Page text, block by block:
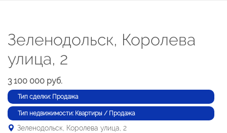
Зеленодольск, Королева
улица, 2
3 100 000 руб.
Тип сделки: Продажа
Тип недвижимости: Квартиры / Продажа
Зеленодольск, Королева улица, 2